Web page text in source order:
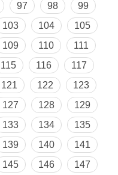
97 98
99
103 104
105
109 110
111
115 116
117
121 122
123
127 128
129
133 134
135
139 140
141
145 146
147